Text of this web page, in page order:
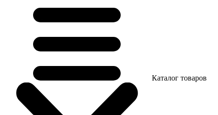
Каталог товаров